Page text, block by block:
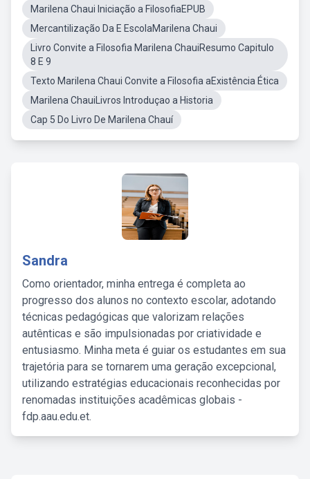
Marilena Chaui Iniciação a FilosofiaEPUB
Mercantilização Da E EscolaMarilena Chaui
Livro Convite a Filosofia Marilena ChauiResumo Capitulo
8 E 9
Texto Marilena Chaui Convite a Filosofia aExistência Ética
Marilena ChauiLivros Introduçao a Historia
Cap 5 Do Livro De Marilena Chauí
Sandra
Como orientador, minha entrega é completa ao
progresso dos alunos no contexto escolar, adotando
técnicas pedagógicas que valorizam relações
autênticas e são impulsionadas por criatividade e
entusiasmo. Minha meta é guiar os estudantes em sua
trajetória para se tornarem uma geração excepcional,
utilizando estratégias educacionais reconhecidas por
renomadas instituições acadêmicas globais -
fdp.aau.edu.et.